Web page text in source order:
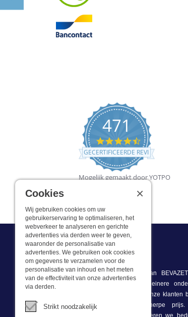
471
4.4
star
rating
GECERTIFICEERDE REVIEWS
Mogelijk gemaakt door YOTPO
Wat we doen
Deze webshop is onderdeel van
bedrijfskleding aan grote en kleinere
winkel/showroom in Brandwijk. Onze
bedrijfskleding tegen een scherpe
voorraadhoudend, daarnaast leveren we
Cookies
Wij gebruiken cookies om uw
gebruikerservaring te optimaliseren, het
webverkeer te analyseren en gerichte
advertenties via derden weer te geven,
waaronder de personalisatie van
advertenties. We gebruiken ook cookies
om gegevens te verzamelen voor de
personalisatie van inhoud en het meten
van de effectiviteit van onze advertenties
via derden.
Strikt noodzakelijk
×